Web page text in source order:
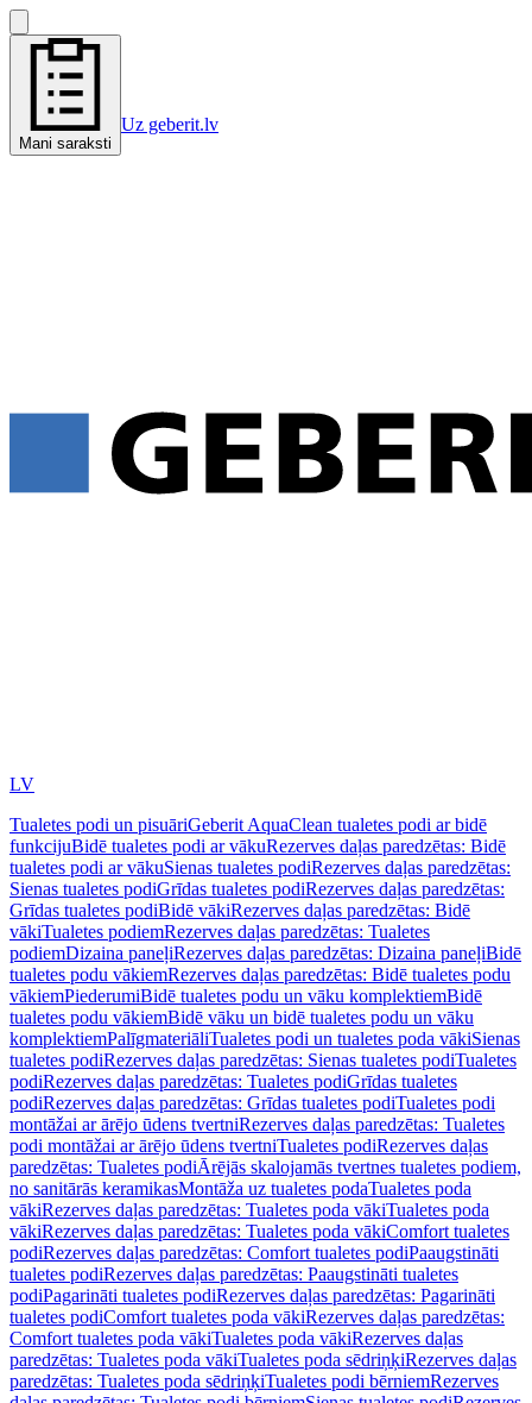
Mani saraksti
Uz geberit.lv
LV
Tualetes podi un pisuāriGeberit AquaClean tualetes podi ar bidē
funkcijuBidē tualetes podi ar vākuRezerves daļas paredzētas: Bidē
tualetes podi ar vākuSienas tualetes podiRezerves daļas paredzētas:
Sienas tualetes podiGrīdas tualetes podiRezerves daļas paredzētas:
Grīdas tualetes podiBidē vākiRezerves daļas paredzētas: Bidē
vākiTualetes podiemRezerves daļas paredzētas: Tualetes
podiemDizaina paneļiRezerves daļas paredzētas: Dizaina paneļiBidē
tualetes podu vākiemRezerves daļas paredzētas: Bidē tualetes podu
vākiemPiederumiBidē tualetes podu un vāku komplektiemBidē
tualetes podu vākiemBidē vāku un bidē tualetes podu un vāku
komplektiemPalīgmateriāliTualetes podi un tualetes poda vākiSienas
tualetes podiRezerves daļas paredzētas: Sienas tualetes podiTualetes
podiRezerves daļas paredzētas: Tualetes podiGrīdas tualetes
podiRezerves daļas paredzētas: Grīdas tualetes podiTualetes podi
montāžai ar ārējo ūdens tvertniRezerves daļas paredzētas: Tualetes
podi montāžai ar ārējo ūdens tvertniTualetes podiRezerves daļas
paredzētas: Tualetes podiĀrējās skalojamās tvertnes tualetes podiem,
no sanitārās keramikasMontāža uz tualetes podaTualetes poda
vākiRezerves daļas paredzētas: Tualetes poda vākiTualetes poda
vākiRezerves daļas paredzētas: Tualetes poda vākiComfort tualetes
podiRezerves daļas paredzētas: Comfort tualetes podiPaaugstināti
tualetes podiRezerves daļas paredzētas: Paaugstināti tualetes
podiPagarināti tualetes podiRezerves daļas paredzētas: Pagarināti
tualetes podiComfort tualetes poda vākiRezerves daļas paredzētas:
Comfort tualetes poda vākiTualetes poda vākiRezerves daļas
paredzētas: Tualetes poda vākiTualetes poda sēdriņķiRezerves daļas
paredzētas: Tualetes poda sēdriņķiTualetes podi bērniemRezerves